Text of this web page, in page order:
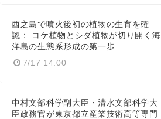
西之島で噴火後初の植物の生育を確
認： コケ植物とシダ植物が切り開く海
洋島の生態系形成の第一歩
7/17 14:00
中村文部科学副大臣・清水文部科学大
臣政務官が東京都立産業技術高等専門